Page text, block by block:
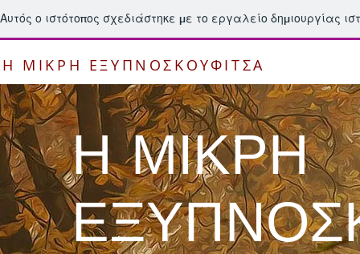
Αυτός ο ιστότοπος σχεδιάστηκε με το εργαλείο δημιουργίας
Η ΜΙΚΡΗ ΕΞΥΠΝΟΣΚΟΥΦΙΤΣΑ
Η ΜΙΚΡΗ